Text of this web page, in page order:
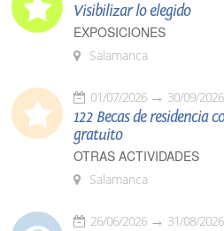
Visibilizar lo elegido
EXPOSICIONES
Salamanca
01/07/2026 30/09/2026
122 Becas de residencia
gratuito
OTRAS ACTIVIDADES
Salamanca
26/06/2026 31/08/2026